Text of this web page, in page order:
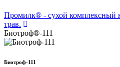
Промилк® - сухой комплексный
трав.
Биотроф®-111
Биотроф-111